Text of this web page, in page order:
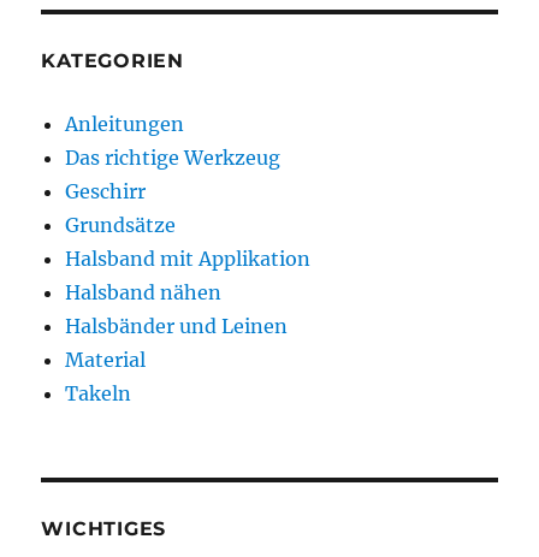
KATEGORIEN
Anleitungen
Das richtige Werkzeug
Geschirr
Grundsätze
Halsband mit Applikation
Halsband nähen
Halsbänder und Leinen
Material
Takeln
WICHTIGES